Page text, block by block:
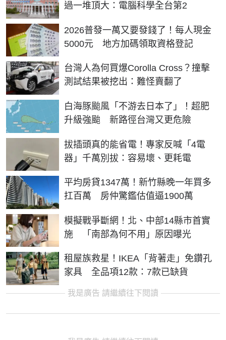
過一堆頂大：電腦科學全台第2
2026普發一萬又要發錢了！每人現金
5000元 地方加碼領取資格登記
台灣人為何買爆Corolla Cross？撞擊
測試結果被挖出：難怪賣翻了
白海豚颱風「不游去日本了」！超肥
升級強颱 新路徑台灣又更危險
拔插頭真的能省電！專家反喊「4電
器」千萬別拔：容易壞、更耗電
平均房貸1347萬！新竹縣晚一年買多
扛百萬 房仲驚鑑估值逼1900萬
模擬戰爭斷網！北、中部14縣市首實
施 「南部為何不用」原因曝光
租屋族救星！IKEA「背著走」免鑽孔
家具 全品項12款：7款已缺貨
我是廣告 請繼續往下閱讀